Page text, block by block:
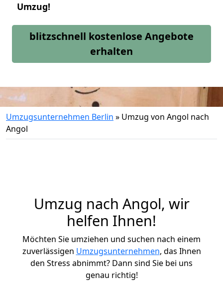
Umzug!
blitzschnell kostenlose Angebote
erhalten
Umzugsunternehmen Berlin » Umzug von Angol nach
Angol
Umzug nach Angol, wir
helfen Ihnen!
Möchten Sie umziehen und suchen nach einem
zuverlässigen Umzugsunternehmen, das Ihnen
den Stress abnimmt? Dann sind Sie bei uns
genau richtig!